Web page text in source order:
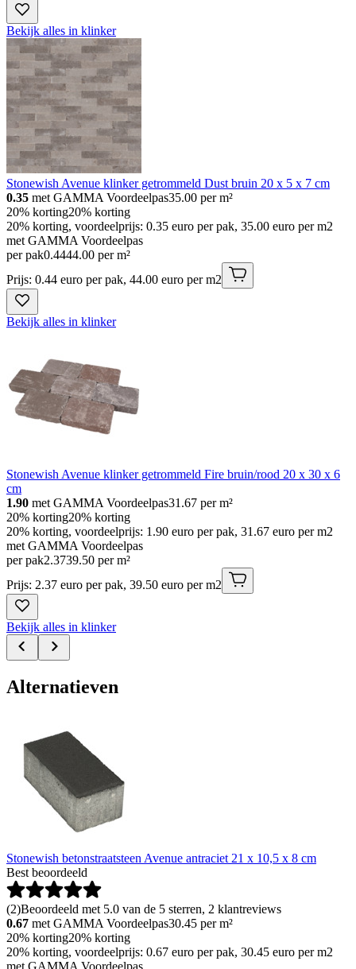
Bekijk alles in klinker
Stonewish Avenue klinker getrommeld Dust bruin 20 x 5 x 7 cm
0.35 met GAMMA Voordeelpas35.00 per m²
20% korting20% korting
20% korting, voordeelprijs: 0.35 euro per pak, 35.00 euro per m2
met GAMMA Voordeelpas
per pak0.4444.00 per m²
Prijs: 0.44 euro per pak, 44.00 euro per m2
Bekijk alles in klinker
Stonewish Avenue klinker getrommeld Fire bruin/rood 20 x 30 x 6
cm
1.90 met GAMMA Voordeelpas31.67 per m²
20% korting20% korting
20% korting, voordeelprijs: 1.90 euro per pak, 31.67 euro per m2
met GAMMA Voordeelpas
per pak2.3739.50 per m²
Prijs: 2.37 euro per pak, 39.50 euro per m2
Bekijk alles in klinker
Alternatieven
Stonewish betonstraatsteen Avenue antraciet 21 x 10,5 x 8 cm
Best beoordeeld
(2)Beoordeeld met 5.0 van de 5 sterren, 2 klantreviews
0.67 met GAMMA Voordeelpas30.45 per m²
20% korting20% korting
20% korting, voordeelprijs: 0.67 euro per pak, 30.45 euro per m2